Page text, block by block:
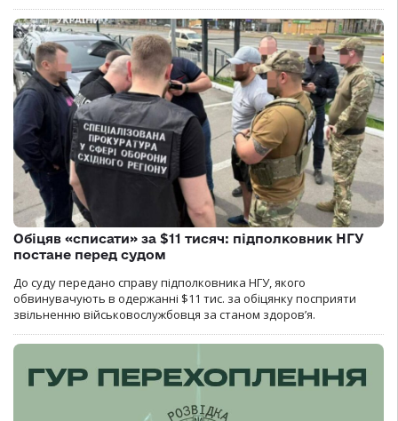
Обіцяв «списати» за $11 тисяч: підполковник НГУ
постане перед судом
До суду передано справу підполковника НГУ, якого
обвинувачують в одержанні $11 тис. за обіцянку посприяти
звільненню військовослужбовця за станом здоров’я.